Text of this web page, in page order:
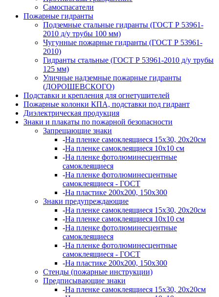
Самоспасатели
Пожарные гидранты
Подземные стальные гидранты (ГОСТ Р 53961-
2010 д/у трубы 100 мм)
Чугунные пожарные гидранты (ГОСТ Р 53961-
2010)
Гидранты стальные (ГОСТ Р 53961-2010 д/у трубы
125 мм)
Уличные надземные пожарные гидранты
(ДОРОШЕВСКОГО)
Подставки и крепления для огнетушителей
Пожарные колонки КПА, подставки под гидрант
Диэлектрическая продукция
Знаки и плакаты по пожарной безопасности
Запрещающие знаки
-На пленке самоклеящиеся 15х30, 20х20см
-На пленке самоклеящиеся 10х10 см
-На пленке фотолюминесцентные
самоклеящиеся
-На пленке фотолюминесцентные
самоклеящиеся - ГОСТ
-На пластике 200х200, 150х300
Знаки предупреждающие
-На пленке самоклеящиеся 15х30, 20х20см
-На пленке самоклеящиеся 10х10 см
-На пленке фотолюминесцентные
самоклеящиеся
-На пленке фотолюминесцентные
самоклеящиеся - ГОСТ
-На пластике 200х200, 150х300
Стенды (пожарные инструкции)
Предписывающие знаки
-На пленке самоклеящиеся 15х30, 20х20см